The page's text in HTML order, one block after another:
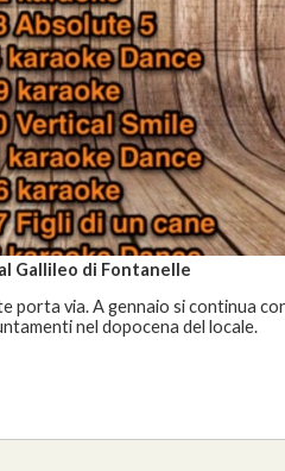
Gallileo di Fontanelle
porta via. A gennaio si continua
nel dopocena del locale.